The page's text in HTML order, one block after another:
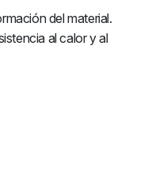
del material.
al calor y al